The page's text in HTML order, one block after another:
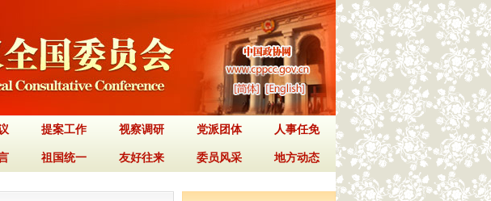
提案工作 视察调研 党派团体 人事任免
祖国统一 友好往来 委员风采 地方动态